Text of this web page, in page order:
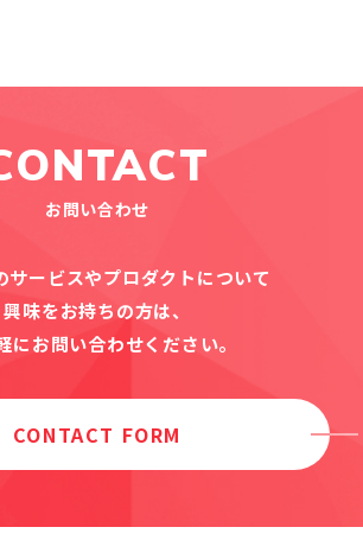
お問い合わせ
ービスやプロダクトについて
興味をお持ちの方は、
にお問い合わせください。
CONTACT FORM